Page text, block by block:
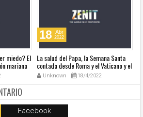
miedo? El
mariana
San
18 Abr
2022
La salud del Papa, la Semana Santa
contada desde Roma y el Vaticano y el
resumen de noticias en audio
Unknown 18/4/2022
Facebook